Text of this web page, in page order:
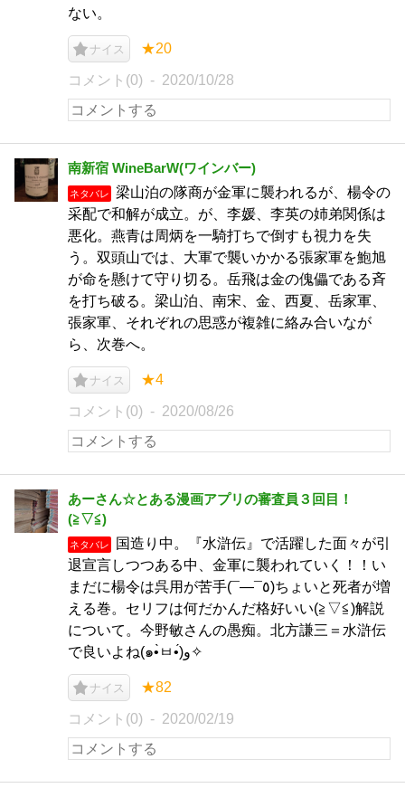
ない。
ナイス ★20
コメント(0) 2020/10/28
南新宿 WineBarW(ワインバー)
ネタバレ
梁山泊の隊商が金軍に襲われるが、楊令の
采配で和解が成立。が、李媛、李英の姉弟関係は
悪化。燕青は周炳を一騎打ちで倒すも視力を失
う。双頭山では、大軍で襲いかかる張家軍を鮑旭
が命を懸けて守り切る。岳飛は金の傀儡である斉
を打ち破る。梁山泊、南宋、金、西夏、岳家軍、
張家軍、それぞれの思惑が複雑に絡み合いなが
ら、次巻へ。
ナイス ★4
コメント(0) 2020/08/26
あーさん☆とある漫画アプリの審査員３回目！
(⁠≧⁠▽⁠≦⁠)
ネタバレ
国造り中。『水滸伝』で活躍した面々が引
退宣言しつつある中、金軍に襲われていく！！い
まだに楊令は呉用が苦手(¯―¯٥)ちょいと死者が増
える巻。セリフは何だかんだ格好いい(≧▽≦)解説
について。今野敏さんの愚痴。北方謙三＝水滸伝
で良いよね(๑•̀ㅂ•́)و✧
ナイス ★82
コメント(0) 2020/02/19